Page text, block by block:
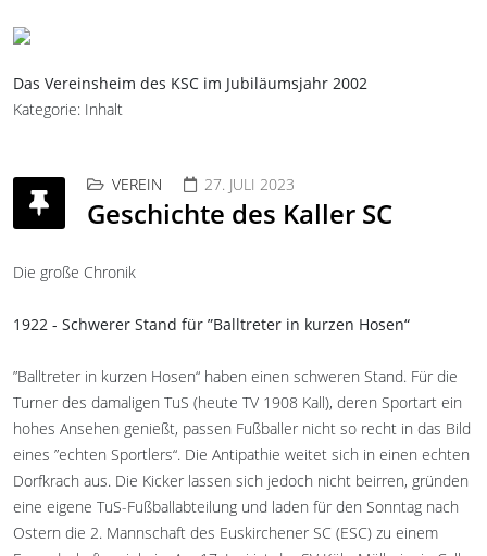
Das Vereinsheim des KSC im Jubiläumsjahr 2002
Kategorie: Inhalt
VEREIN 27. JULI 2023
Geschichte des Kaller SC
Die große Chronik
1922 - Schwerer Stand für ”Balltreter in kurzen Hosen“
”Balltreter in kurzen Hosen“ haben einen schweren Stand. Für die
Turner des damaligen TuS (heute TV 1908 Kall), deren Sportart ein
hohes Ansehen genießt, passen Fußballer nicht so recht in das Bild
eines ”echten Sportlers“. Die Antipathie weitet sich in einen echten
Dorfkrach aus. Die Kicker lassen sich jedoch nicht beirren, gründen
eine eigene TuS-Fußballabteilung und laden für den Sonntag nach
Ostern die 2. Mannschaft des Euskirchener SC (ESC) zu einem